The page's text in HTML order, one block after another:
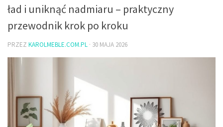
ład i uniknąć nadmiaru – praktyczny
przewodnik krok po kroku
PRZEZ KAROLMEBLE.COM.PL · 30 MAJA 2026